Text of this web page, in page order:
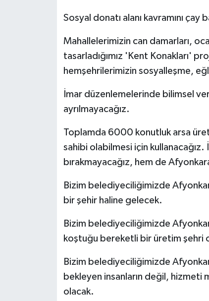
Sosyal donatı alanı kavramını
Mahallelerimizin can damarları,
tasarladığımız 'Kent Konakları'
hemşehrilerimizin sosyalleşme,
İmar düzenlemelerinde bilimsel
ayrılmayacağız.
Toplamda 6000 konutluk arsa
sahibi olabilmesi için
bırakmayacağız, hem de
Bizim belediyeciliğimizde
bir şehir haline gelecek.
Bizim belediyeciliğimizde
koştuğu bereketli bir üretim şehri
Bizim belediyeciliğimizde
bekleyen insanların değil, hizmeti
olacak.